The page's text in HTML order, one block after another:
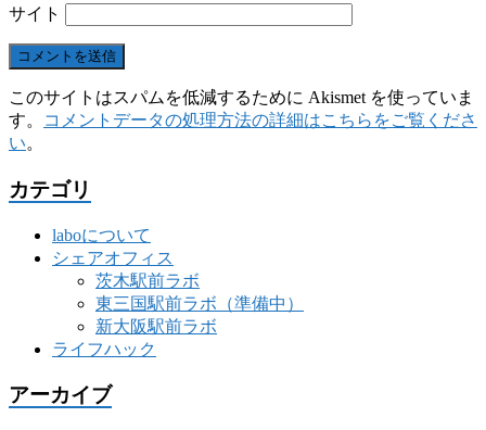
サイト
このサイトはスパムを低減するために Akismet を使っていま
す。
コメントデータの処理方法の詳細はこちらをご覧くださ
い。
カテゴリ
laboについて
シェアオフィス
茨木駅前ラボ
東三国駅前ラボ（準備中）
新大阪駅前ラボ
ライフハック
アーカイブ